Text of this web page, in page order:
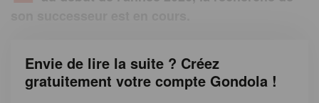
Envie de lire la suite ? Créez
gratuitement votre compte Gondola !